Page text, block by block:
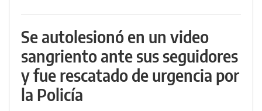
Se autolesionó en un video
sangriento ante sus seguidores
y fue rescatado de urgencia por
la Policía